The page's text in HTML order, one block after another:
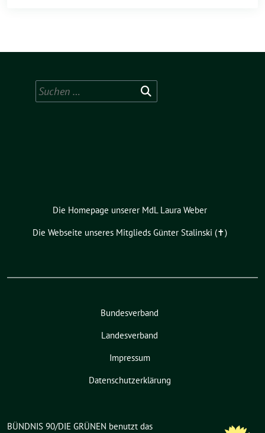
Suchen
nach:
Die Homepage unserer MdL Laura Weber
Die Webseite unseres Mitglieds Günter Stalinski (✝︎)
Bundesverband
Landesverband
Impressum
Datenschutzerklärung
BÜNDNIS 90/DIE GRÜNEN benutzt das